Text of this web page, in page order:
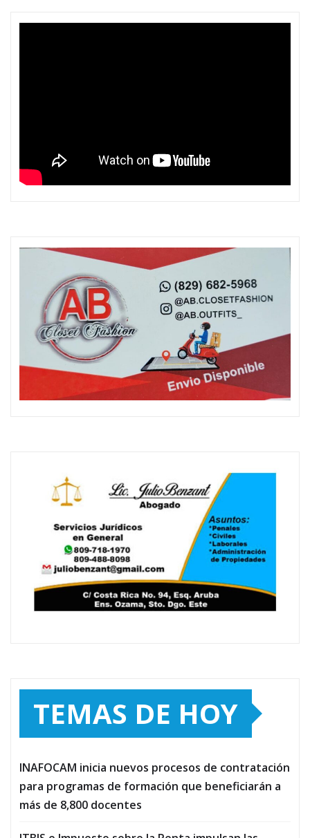
TEMAS DE HOY
INAFOCAM inicia nuevos procesos de contratación
para programas de formación que beneficiarán a
más de 8,800 docentes